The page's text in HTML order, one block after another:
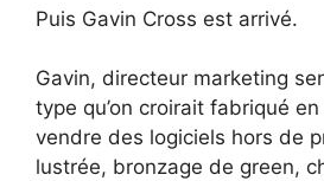
Puis Gavin Cross est arrivé.
Gavin, directeur marketing
type qu’on croirait fabriqué
vendre des logiciels hors de
lustrée, bronzage de green,